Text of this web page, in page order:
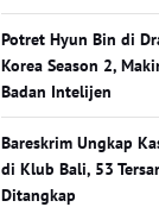
Potret Hyun Bin di
Korea Season 2,
Badan Intelijen
Bareskrim Ungkap
di Klub Bali, 53
Ditangkap